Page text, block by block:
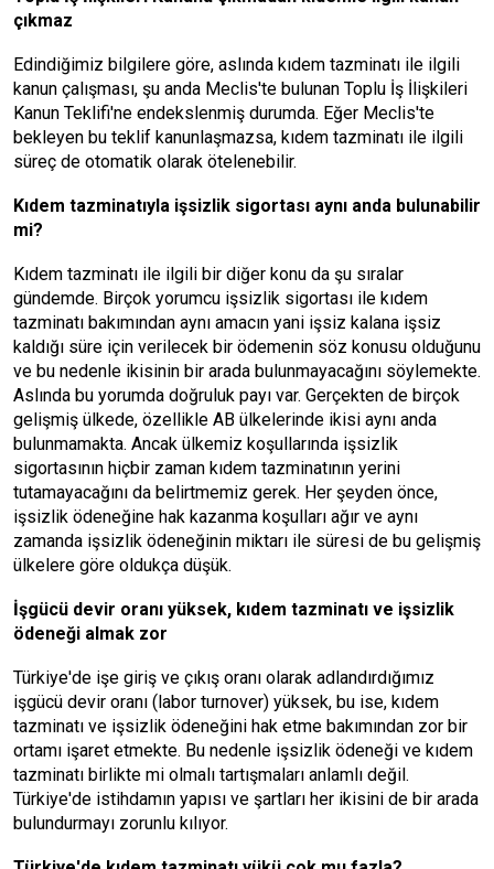
çıkmaz
Edindiğimiz bilgilere göre, aslında kıdem tazminatı ile ilgili
kanun çalışması, şu anda Meclis'te bulunan Toplu İş İlişkileri
Kanun Teklifi'ne endekslenmiş durumda. Eğer Meclis'te
bekleyen bu teklif kanunlaşmazsa, kıdem tazminatı ile ilgili
süreç de otomatik olarak ötelenebilir.
Kıdem tazminatıyla işsizlik sigortası aynı anda bulunabilir
mi?
Kıdem tazminatı ile ilgili bir diğer konu da şu sıralar
gündemde. Birçok yorumcu işsizlik sigortası ile kıdem
tazminatı bakımından aynı amacın yani işsiz kalana işsiz
kaldığı süre için verilecek bir ödemenin söz konusu olduğunu
ve bu nedenle ikisinin bir arada bulunmayacağını söylemekte.
Aslında bu yorumda doğruluk payı var. Gerçekten de birçok
gelişmiş ülkede, özellikle AB ülkelerinde ikisi aynı anda
bulunmamakta. Ancak ülkemiz koşullarında işsizlik
sigortasının hiçbir zaman kıdem tazminatının yerini
tutamayacağını da belirtmemiz gerek. Her şeyden önce,
işsizlik ödeneğine hak kazanma koşulları ağır ve aynı
zamanda işsizlik ödeneğinin miktarı ile süresi de bu gelişmiş
ülkelere göre oldukça düşük.
İşgücü devir oranı yüksek, kıdem tazminatı ve işsizlik
ödeneği almak zor
Türkiye'de işe giriş ve çıkış oranı olarak adlandırdığımız
işgücü devir oranı (labor turnover) yüksek, bu ise, kıdem
tazminatı ve işsizlik ödeneğini hak etme bakımından zor bir
ortamı işaret etmekte. Bu nedenle işsizlik ödeneği ve kıdem
tazminatı birlikte mi olmalı tartışmaları anlamlı değil.
Türkiye'de istihdamın yapısı ve şartları her ikisini de bir arada
bulundurmayı zorunlu kılıyor.